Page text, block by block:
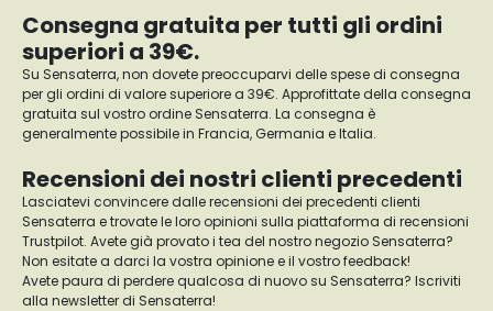
Consegna gratuita per tutti gli ordini
superiori a 39€.
Su Sensaterra, non dovete preoccuparvi delle spese di consegna
per gli ordini di valore superiore a 39€. Approfittate della consegna
gratuita sul vostro ordine Sensaterra. La consegna è
generalmente possibile in Francia, Germania e Italia.
Recensioni dei nostri clienti precedenti
Lasciatevi convincere dalle recensioni dei precedenti clienti
Sensaterra e trovate le loro opinioni sulla piattaforma di recensioni
Trustpilot. Avete già provato i tea del nostro negozio Sensaterra?
Non esitate a darci la vostra opinione e il vostro feedback!
Avete paura di perdere qualcosa di nuovo su Sensaterra? Iscriviti
alla newsletter di Sensaterra!